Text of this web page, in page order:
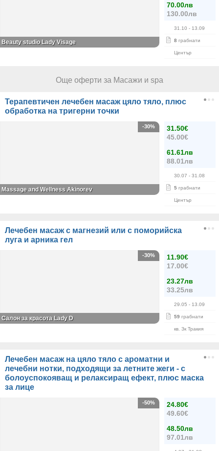
70.00лв
130.00лв
31.10 - 13.09
8 грабнати
Център
Beauty studio Lady Visage
Още оферти за Масажи и spa
Терапевтичен лечебен масаж цяло тяло, плюс
обработка на тригерни точки
31.50€
45.00€
61.61лв
88.01лв
30.07 - 31.08
5 грабнати
Център
-30%
Massage and Wellness Akinorev
Лечебен масаж с магнезий или с поморийска
луга и арника гел
11.90€
17.00€
23.27лв
33.25лв
29.05 - 13.09
59 грабнати
кв. Зк Тракия
-30%
Салон за красота Lady D
Лечебен масаж на цяло тяло с ароматни и
лечебни нотки, подходящи за летните жеги - с
болоуспокояващ и релаксиращ ефект, плюс маска
за лице
24.80€
49.60€
48.50лв
97.01лв
-50%